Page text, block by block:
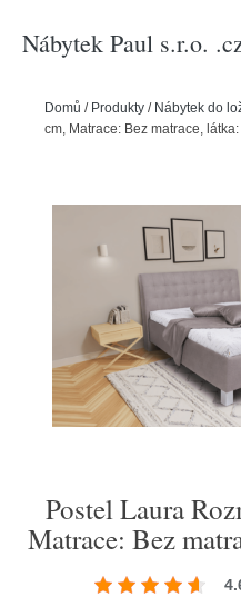
Nábytek Paul s.r.o.
Domů / Produkty / Nábytek do
cm, Matrace: Bez matrace,
Postel Laura
Matrace: Bez